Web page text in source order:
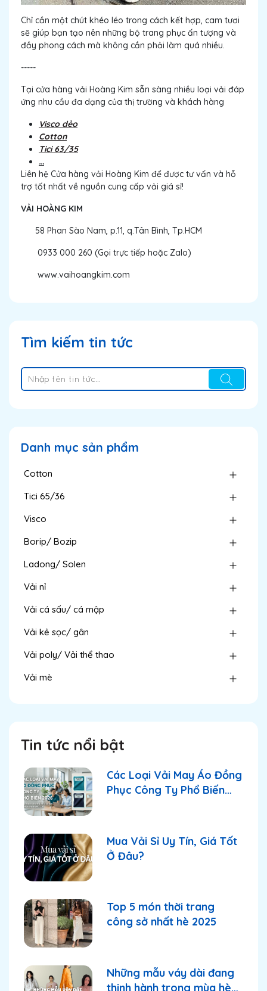
Chỉ cần một chút khéo léo trong cách kết hợp, cam tươi
sẽ giúp bạn tạo nên những bộ trang phục ấn tượng và
đầy phong cách mà không cần phải làm quá nhiều.
-----
Tại cửa hàng vải Hoàng Kim sẵn sàng nhiều loại vải đáp
ứng nhu cầu đa dạng của thị trường và khách hàng
Visco dẻo
Cotton
Tici 63/35
...
Liên hệ Cửa hàng vải Hoàng Kim để được tư vấn và hỗ
trợ tốt nhất về nguồn cung cấp vải giá sỉ!
VẢI HOÀNG KIM
58 Phan Sào Nam, p.11, q.Tân Bình, Tp.HCM
0933 000 260 (Gọi trực tiếp hoặc Zalo)
www.vaihoangkim.com
Tìm kiếm tin tức
Danh mục sản phẩm
Cotton
Tici 65/36
Visco
Borip/ Bozip
Ladong/ Solen
Vải nỉ
Vải cá sấu/ cá mập
Vải kẻ sọc/ gân
Vải poly/ Vải thể thao
Vải mè
Tin tức nổi bật
Các Loại Vải May Áo Đồng
Phục Công Ty Phổ Biến
Mua Vải Sỉ Uy Tín, Giá Tốt
Ở Đâu?
Top 5 món thời trang
công sở nhất hè 2025
Những mẫu váy dài đang
thịnh hành trong mùa hè